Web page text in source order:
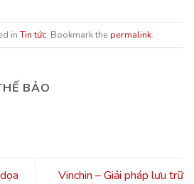
inTin tức. Bookmark thepermalink.
BẢO
Vinchin – Giải pháp lưu trữ